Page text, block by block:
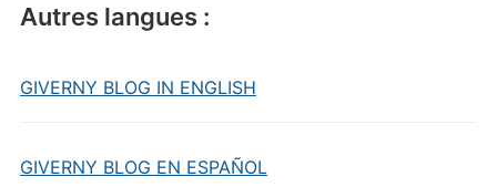
Autres langues :
GIVERNY BLOG IN ENGLISH
GIVERNY BLOG EN ESPAÑOL